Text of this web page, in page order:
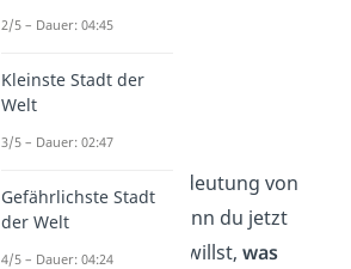
Jetzt kennst du die Bedeutung von
„Ich hab dich lieb“. Wenn du jetzt
noch genauer wissen willst, was
2/5 – Dauer: 04:45
Kleinste Stadt der
Welt
3/5 – Dauer: 02:47
Gefährlichste Stadt
der Welt
4/5 – Dauer: 04:24